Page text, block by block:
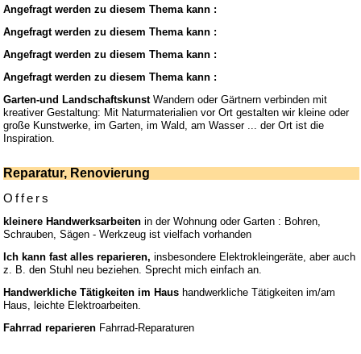
Angefragt werden zu diesem Thema kann :
Angefragt werden zu diesem Thema kann :
Angefragt werden zu diesem Thema kann :
Angefragt werden zu diesem Thema kann :
Garten-und LandschaftskunstWandern oder Gärtnern verbinden mit
kreativer Gestaltung: Mit Naturmaterialien vor Ort gestalten wir kleine oder
große Kunstwerke, im Garten, im Wald, am Wasser ... der Ort ist die
Inspiration.
Reparatur, Renovierung
Offers
kleinere Handwerksarbeiten in der Wohnung oder Garten : Bohren,
Schrauben, Sägen - Werkzeug ist vielfach vorhanden
Ich kann fast alles reparieren, insbesondere Elektrokleingeräte, aber auch
z. B. den Stuhl neu beziehen. Sprecht mich einfach an.
Handwerkliche Tätigkeiten im Haus handwerkliche Tätigkeiten im/am
Haus, leichte Elektroarbeiten.
Fahrrad reparieren Fahrrad-Reparaturen